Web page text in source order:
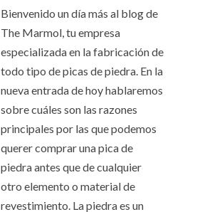
Bienvenido un día más al blog de
The Marmol, tu empresa
especializada en la fabricación de
todo tipo de picas de piedra. En la
nueva entrada de hoy hablaremos
sobre cuáles son las razones
principales por las que podemos
querer comprar una pica de
piedra antes que de cualquier
otro elemento o material de
revestimiento. La piedra es un